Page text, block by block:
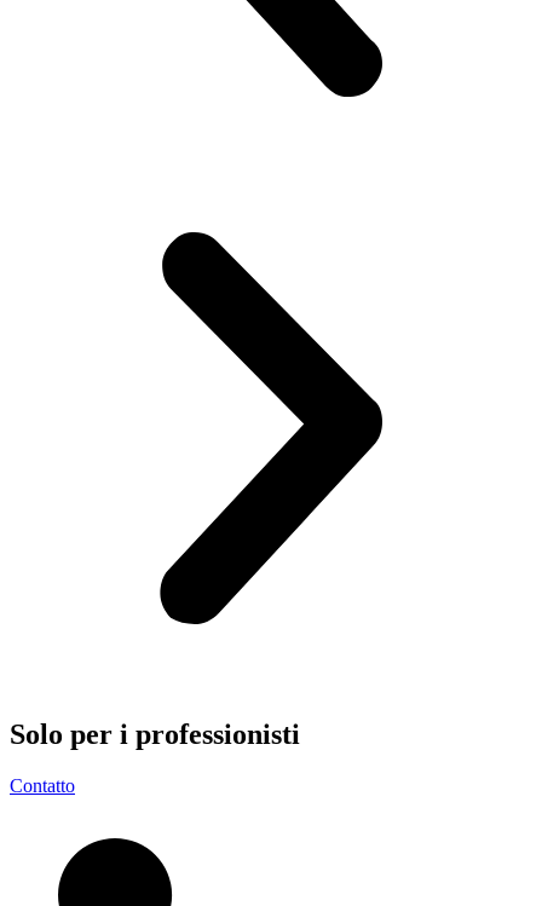
Solo per i professionisti
Contatto